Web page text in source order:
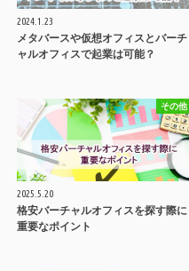
2024.1.23
メタバースや仮想オフィスとバーチ
ャルオフィスで起業は可能？
その他
2025.5.20
格安バーチャルオフィスを探す際に
重要なポイント